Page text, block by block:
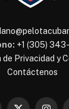
+1 (305)
de Privacidad y
Contáctenos